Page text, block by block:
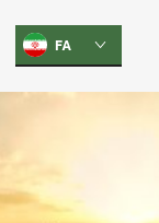
FA